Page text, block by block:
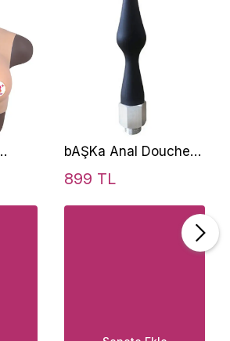
bAŞKa Anal Douche
Two Bead Anal
899 TL